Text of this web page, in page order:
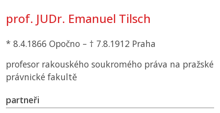
prof. JUDr. Emanuel Tilsch
* 8.4.1866 Opočno – † 7.8.1912 Praha
profesor rakouského soukromého práva na pražské
právnické fakultě
partneři